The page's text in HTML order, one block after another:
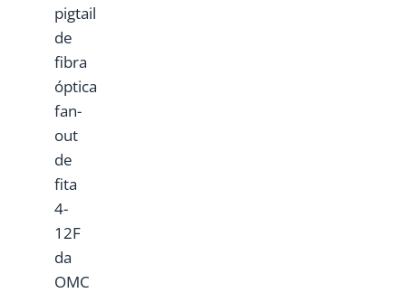
pigtail
de
fibra
óptica
fan-
out
de
fita
4-
12F
da
OMC